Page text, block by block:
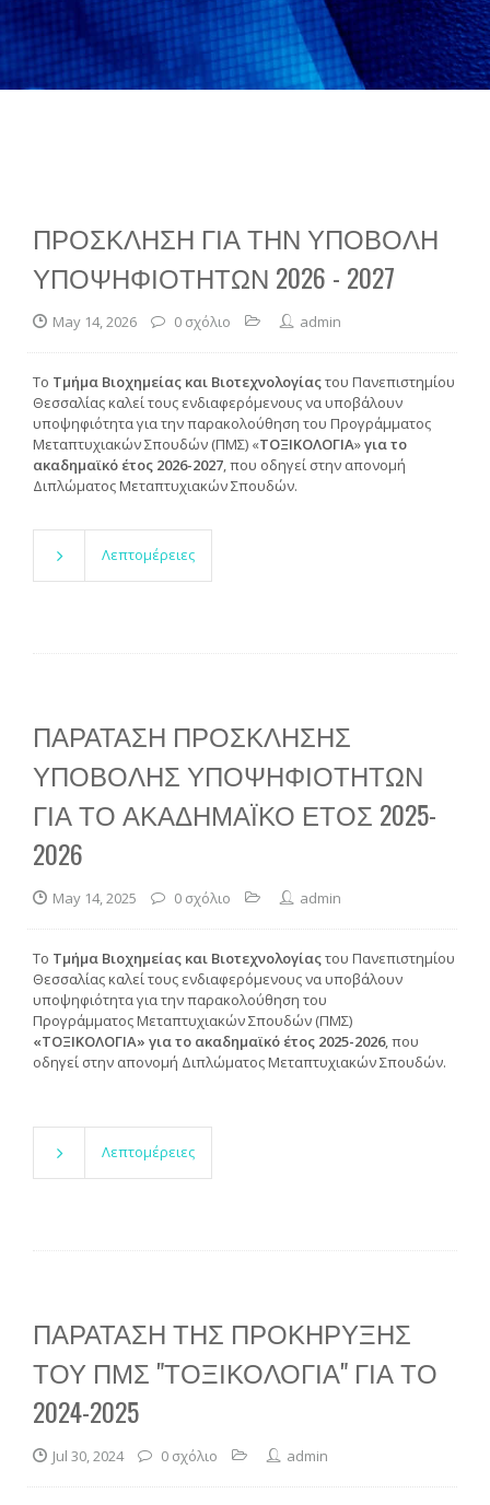
ΠΡΟΣΚΛΗΣΗ ΓΙΑ ΤΗΝ ΥΠΟΒΟΛΗ
ΥΠΟΨΗΦΙΟΤΗΤΩΝ 2026 - 2027
May 14, 2026 0 σχόλιο admin
Το Τμήμα Βιοχημείας και Βιοτεχνολογίαςτου Πανεπιστημίου
Θεσσαλίας καλεί τους ενδιαφερόμενους να υποβάλουν
υποψηφιότητα για την παρακολούθηση του Προγράμματος
Μεταπτυχιακών Σπουδών (ΠΜΣ) «ΤΟΞΙΚΟΛΟΓΙΑ»για το
ακαδημαϊκό έτος 2026-2027, που οδηγεί στην απονομή
Διπλώματος Μεταπτυχιακών Σπουδών.
Λεπτομέρειες
ΠΑΡΑΤΑΣΗ ΠΡΟΣΚΛΗΣΗΣ
ΥΠΟΒΟΛΗΣ ΥΠΟΨΗΦΙΟΤΗΤΩΝ
ΓΙΑ ΤΟ ΑΚΑΔΗΜΑΪΚΟ ΕΤΟΣ 2025-
2026
May 14, 2025 0 σχόλιο admin
Το Τμήμα Βιοχημείας και Βιοτεχνολογίαςτου Πανεπιστημίου
Θεσσαλίας καλεί τους ενδιαφερόμενους να υποβάλουν
υποψηφιότητα για την παρακολούθηση του
Προγράμματος Μεταπτυχιακών Σπουδών (ΠΜΣ)
«ΤΟΞΙΚΟΛΟΓΙΑ» για το ακαδημαϊκό έτος 2025-2026, που
οδηγεί στην απονομή Διπλώματος Μεταπτυχιακών Σπουδών.
Λεπτομέρειες
ΠΑΡΑΤΑΣΗ ΤΗΣ ΠΡΟΚΉΡΥΞΗΣ
ΤΟΥ ΠΜΣ "ΤΟΞΙΚΟΛΟΓΊΑ" ΓΙΑ ΤΟ
2024-2025
Jul 30, 2024 0 σχόλιο admin